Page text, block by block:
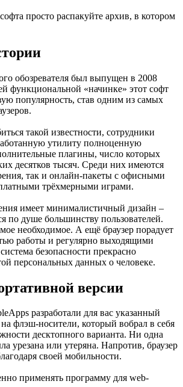
просто распакуйте архив, в котором
обозревателя был выпущен в 2008
функциональной «начинке» этот софт
популярность, став одним из самых
такой известности, сотрудники
утилиту полноценную
плагины, число которых
десятков тысяч. Среди них имеются
так и онлайн-пакеты с офисными
трёхмерными играми.
имеет минималистичный дизайн –
по душе большинству пользователей.
необходимое. А ещё браузер порадует
работы и регулярно выходящими
безопасности прекрасно
персональных данных о человеке.
версии
разработали для вас указанный
флэш-носители, который вобрал в себя
десктопного варианта. Ни одна
урезана или утеряна. Напротив, браузер
своей мобильности.
применять программу для web-